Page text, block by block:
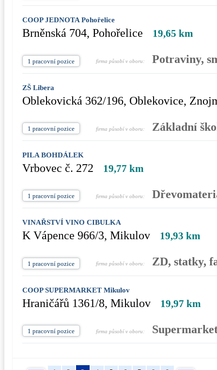
COOP JEDNOTA Pohořelice
Brněnská 704, Pohořelice 19,65 km
1 pracovní pozice firma působí v oboru: Potraviny,
ZŠ Libera
Oblekovická 362/196, Oblekovice,
1 pracovní pozice firma působí v oboru: Základní
PILA BOHDÁLEK
Vrbovec č. 272 19,77 km
1 pracovní pozice firma působí v oboru:
VINAŘSTVÍ VINO CIBULKA
K Vápence 966/3, Mikulov 19,93 km
1 pracovní pozice firma působí v oboru: ZD, statky,
COOP SUPERMARKET Mikulov
Hraničářů 1361/8, Mikulov 19,97 km
1 pracovní pozice firma působí v oboru: